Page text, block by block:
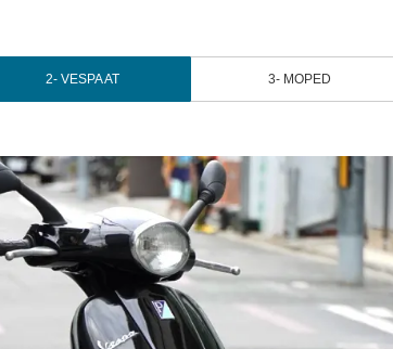
2- VESPA AT 3- MOPED